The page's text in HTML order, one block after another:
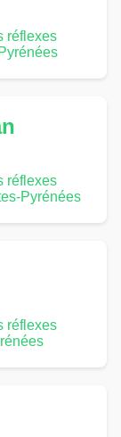
réflexes
réflexes
Pyrénées
réflexes